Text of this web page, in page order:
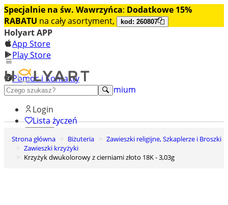
Specjalnie na św. Wawrzyńca: Dodatkowe 15%
RABATU na cały asortyment, kod: 260807
Holyart APP
App Store
Play Store
Pomoc i Kontakty
+48 222 922 860
Odkryj premium
Login
Lista życzeń
0
Koszyk
Strona główna Biżuteria
Zawieszki religijne, Szkaplerze i Broszki
Zawieszki krzyżyki
Krzyżyk dwukolorowy z cierniami złoto 18K - 3,03g